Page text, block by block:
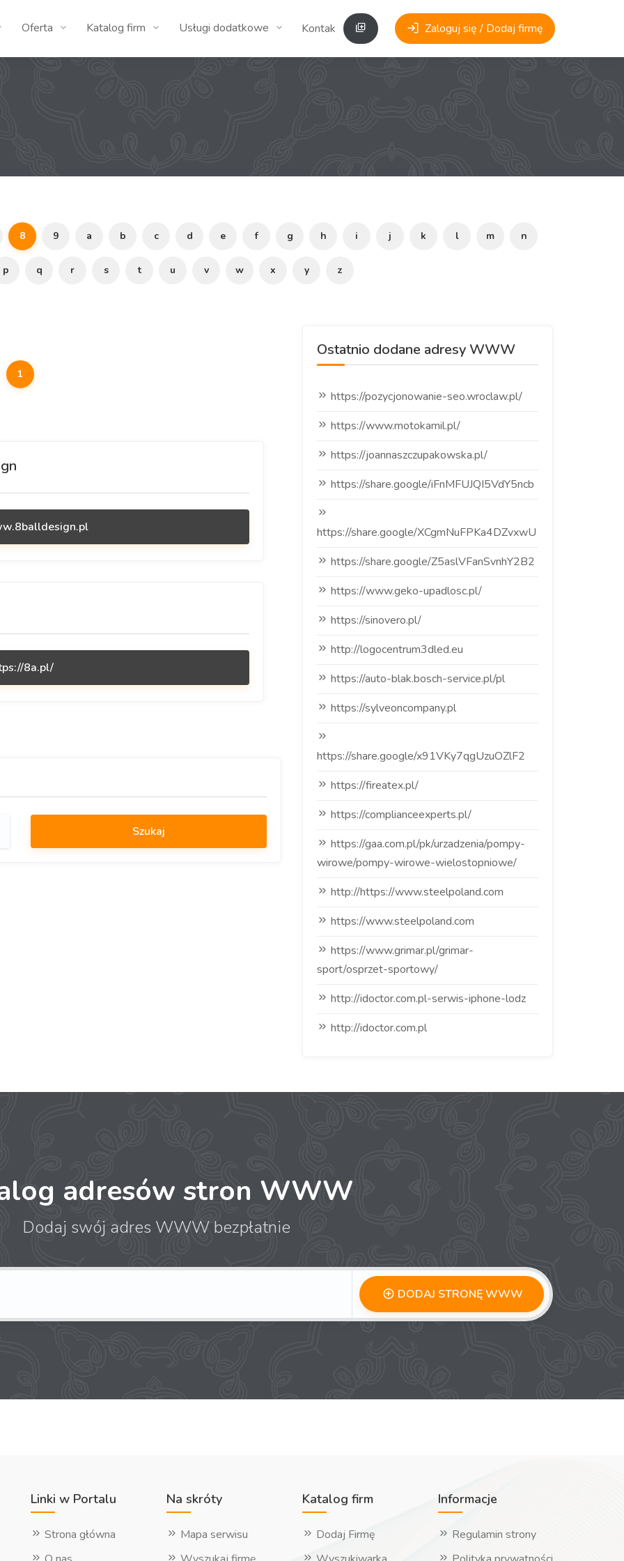
Oferta Katalog firm Usługi dodatkowe Kontakt Zaloguj się / Dodaj firmę
8 9 a b c d e f g h i j k l m n
p q r s t u v w x y z
1
8a.pl/
Ostatnio dodane adresy WWW
https://pozycjonowanie-seo.wroclaw.pl/
https://www.motokamil.pl/
https://joannaszczupakowska.pl/
https://share.google/iFnMFUJQI5VdY5ncb
https://share.google/XCgmNuFPKa4DZvxwU
https://share.google/Z5aslVFanSvnhY2B2
https://www.geko-upadlosc.pl/
https://sinovero.pl/
http://logocentrum3dled.eu
https://auto-blak.bosch-service.pl/pl
https://sylveoncompany.pl
https://share.google/x91VKy7qgUzuOZlF2
https://fireatex.pl/
https://complianceexperts.pl/
https://gaa.com.pl/pk/urzadzenia/pompy-
wirowe/pompy-wirowe-wielostopniowe/
http://https://www.steelpoland.com
https://www.steelpoland.com
https://www.grimar.pl/grimar-
sport/osprzet-sportowy/
http://idoctor.com.pl-serwis-iphone-lodz
http://idoctor.com.pl
adresów stron WWW
Dodaj swój adres WWW bezpłatnie
DODAJ STRONĘ WWW
Linki w Portalu
Strona główna
Na skróty
Mapa serwisu
Katalog firm
Dodaj Firmę
Informacje
Regulamin strony